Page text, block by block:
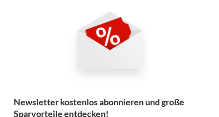
Newsletter kostenlos abonnieren und große
Sparvorteile entdecken!